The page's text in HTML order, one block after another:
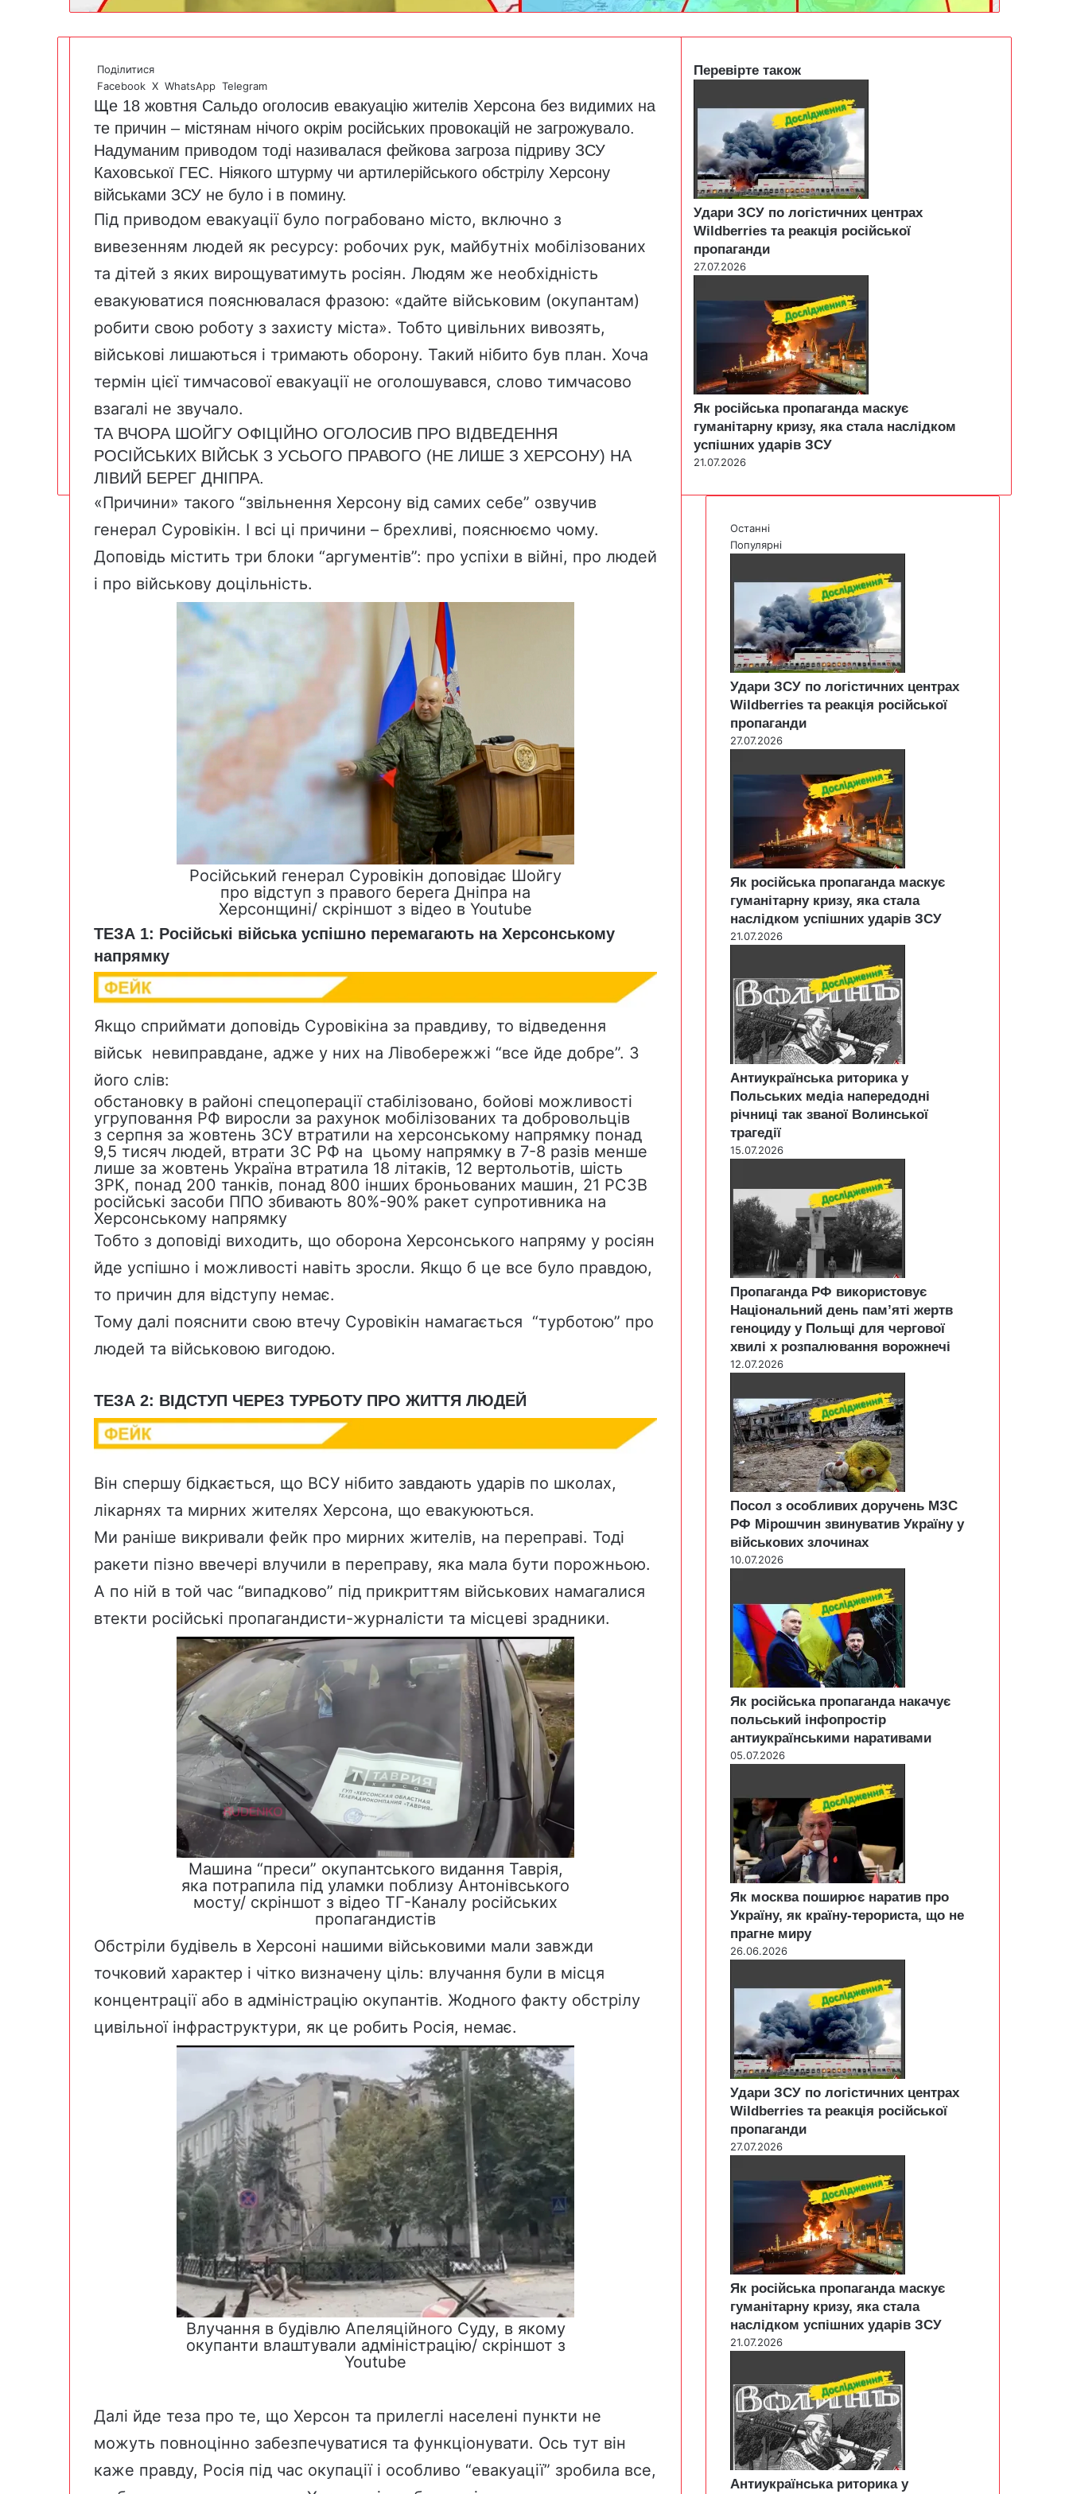
Поділитися
Facebook X WhatsApp Telegram
Ще 18 жовтня Cальдо оголосив евакуацію жителів Херсона без видимих на
те причин – містянам нічого окрім російських провокацій не загрожувало.
Надуманим приводом тоді називалася фейкова загроза підриву ЗСУ
Каховської ГЕС. Ніякого штурму чи артилерійського обстрілу Херсону
військами ЗСУ не було і в помину.
Під приводом евакуації було пограбовано місто, включно з
вивезенням людей як ресурсу: робочих рук, майбутніх мобілізованих
та дітей з яких вирощуватимуть росіян. Людям же необхідність
евакуюватися пояснювалася фразою: «дайте військовим (окупантам)
робити свою роботу з захисту міста». Тобто цивільних вивозять,
військові лишаються і тримають оборону. Такий нібито був план. Хоча
термін цієї тимчасової евакуації не оголошувався, слово тимчасово
взагалі не звучало.
ТА ВЧОРА ШОЙГУ ОФІЦІЙНО ОГОЛОСИВ ПРО ВІДВЕДЕННЯ
РОСІЙСЬКИХ ВІЙСЬК З УСЬОГО ПРАВОГО (НЕ ЛИШЕ З ХЕРСОНУ) НА
ЛІВИЙ БЕРЕГ ДНІПРА.
«Причини» такого “звільнення Херсону від самих себе” озвучив
генерал Суровікін. І всі ці причини – брехливі, пояснюємо чому.
Доповідь містить три блоки “аргументів”: про успіхи в війні, про людей
і про військову доцільність.
Російський генерал Суровікін доповідає Шойгу
про відступ з правого берега Дніпра на
Херсонщині/ скріншот з відео в Youtube
ТЕЗА 1: Російські війська успішно перемагають на Херсонському
напрямку
Якщо сприймати доповідь Суровікіна за правдиву, то відведення
військ невиправдане, адже у них на Лівобережжі “все йде добре”. З
його слів:
обстановку в районі спецоперації стабілізовано, бойові можливості
угруповання РФ виросли за рахунок мобілізованих та добровольців
з серпня за жовтень ЗСУ втратили на херсонському напрямку понад
9,5 тисяч людей, втрати ЗС РФ на цьому напрямку в 7-8 разів менше
лише за жовтень Україна втратила 18 літаків, 12 вертольотів, шість
ЗРК, понад 200 танків, понад 800 інших броньованих машин, 21 РСЗВ
російські засоби ППО збивають 80%-90% ракет супротивника на
Херсонському напрямку
Тобто з доповіді виходить, що оборона Херсонського напряму у росіян
йде успішно і можливості навіть зросли. Якщо б це все було правдою,
то причин для відступу немає.
Тому далі пояснити свою втечу Суровікін намагається “турботою” про
людей та військовою вигодою.
ТЕЗА 2: ВІДСТУП ЧЕРЕЗ ТУРБОТУ ПРО ЖИТТЯ ЛЮДЕЙ
Він спершу бідкається, що ВСУ нібито завдають ударів по школах,
лікарнях та мирних жителях Херсона, що евакуюються.
Ми раніше викривали фейк про мирних жителів, на переправі. Тоді
ракети пізно ввечері влучили в переправу, яка мала бути порожньою.
А по ній в той час “випадково” під прикриттям військових намагалися
втекти російські пропагандисти-журналісти та місцеві зрадники.
Машина “преси” окупантського видання Таврія,
яка потрапила під уламки поблизу Антонівського
мосту/ скріншот з відео ТГ-Каналу російських
пропагандистів
Обстріли будівель в Херсоні нашими військовими мали завжди
точковий характер і чітко визначену ціль: влучання були в місця
концентрації або в адміністрацію окупантів. Жодного факту обстрілу
цивільної інфраструктури, як це робить Росія, немає.
Влучання в будівлю Апеляційного Суду, в якому
окупанти влаштували адміністрацію/ скріншот з
Youtube
Далі йде теза про те, що Херсон та прилеглі населені пункти не
можуть повноцінно забезпечуватися та функціонувати. Ось тут він
каже правду, Росія під час окупації і особливо “евакуації” зробила все,
Перевірте також
Удари ЗСУ по логістичних центрах
Wildberries та реакція російської
пропаганди
27.07.2026
Як російська пропаганда маскує
гуманітарну кризу, яка стала наслідком
успішних ударів ЗСУ
21.07.2026
Останні
Популярні
Удари ЗСУ по логістичних центрах
Wildberries та реакція російської
пропаганди
27.07.2026
Як російська пропаганда маскує
гуманітарну кризу, яка стала
наслідком успішних ударів ЗСУ
21.07.2026
Антиукраїнська риторика у
Польських медіа напередодні
річниці так званої Волинської
трагедії
15.07.2026
Пропаганда РФ використовує
Національний день пам’яті жертв
геноциду у Польщі для чергової
хвилі х розпалювання ворожнечі
12.07.2026
Посол з особливих доручень МЗС
РФ Мірошчин звинуватив Україну у
військових злочинах
10.07.2026
Як російська пропаганда накачує
польський інфопростір
антиукраїнськими наративами
05.07.2026
Як москва поширює наратив про
Україну, як країну-терориста, що не
прагне миру
26.06.2026
Удари ЗСУ по логістичних центрах
Wildberries та реакція російської
пропаганди
27.07.2026
Як російська пропаганда маскує
гуманітарну кризу, яка стала
наслідком успішних ударів ЗСУ
21.07.2026
Антиукраїнська риторика у